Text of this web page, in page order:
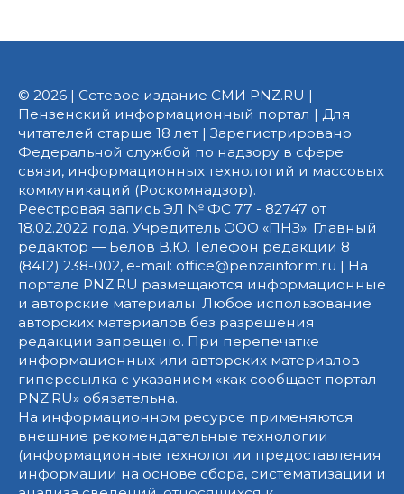
© 2026 | Сетевое издание СМИ PNZ.RU |
Пензенский информационный портал | Для
читателей старше 18 лет | Зарегистрировано
Федеральной службой по надзору в сфере
связи, информационных технологий и массовых
коммуникаций (Роскомнадзор).
Реестровая запись ЭЛ № ФС 77 - 82747 от
18.02.2022 года. Учредитель ООО «ПНЗ». Главный
редактор — Белов В.Ю. Телефон редакции 8
(8412) 238-002, e-mail: office@penzainform.ru | На
портале PNZ.RU размещаются информационные
и авторские материалы. Любое использование
авторских материалов без разрешения
редакции запрещено. При перепечатке
информационных или авторских материалов
гиперссылка с указанием «как сообщает портал
PNZ.RU» обязательна.
На информационном ресурсе применяются
внешние рекомендательные технологии
(информационные технологии предоставления
информации на основе сбора, систематизации и